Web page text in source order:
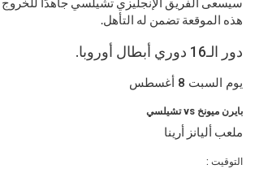
هذه الموقعة تضمن له التأهل.
دور الـ16 دوري أبطال أوروبا.
يوم السبت 8 أغسطس
بايرن ميونخ vs تشيلسي
ملعب أليانز أرينا
التوقيت :